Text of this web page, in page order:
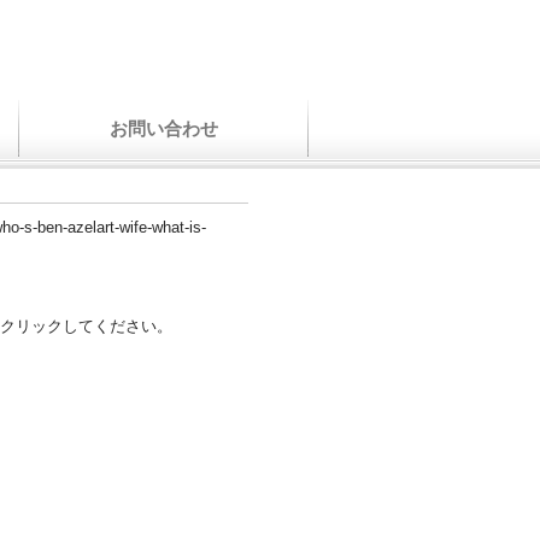
お問い合わせ
s-ben-azelart-wife-what-is-
リックしてください。